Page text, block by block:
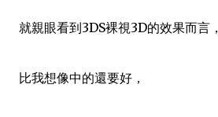
就親眼看到3DS裸視3D的效果而言，
比我想像中的還要好，